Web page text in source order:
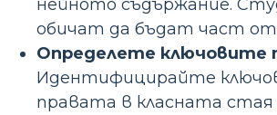
нейното съдържание.
обичат да бъдат част
Определете ключовите
Идентифицирайте
правата в класната